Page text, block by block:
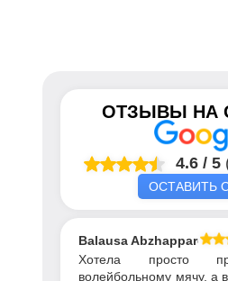
ОТЗЫВЫ НА
4.6 / 5
ОСТАВИТЬ
Balausa Abzhapparova
Хотела просто
волейбольному мячу, а